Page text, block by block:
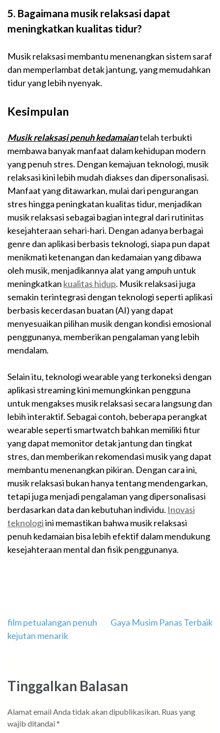
5. Bagaimana musik relaksasi dapat
meningkatkan kualitas tidur?
Musik relaksasi membantu menenangkan sistem saraf
dan memperlambat detak jantung, yang memudahkan
tidur yang lebih nyenyak.
Kesimpulan
Musik relaksasi penuh kedamaiantelah terbukti
membawa banyak manfaat dalam kehidupan modern
yang penuh stres. Dengan kemajuan teknologi, musik
relaksasi kini lebih mudah diakses dan dipersonalisasi.
Manfaat yang ditawarkan, mulai dari pengurangan
stres hingga peningkatan kualitas tidur, menjadikan
musik relaksasi sebagai bagian integral dari rutinitas
kesejahteraan sehari-hari. Dengan adanya berbagai
genre dan aplikasi berbasis teknologi, siapa pun dapat
menikmati ketenangan dan kedamaian yang dibawa
oleh musik, menjadikannya alat yang ampuh untuk
meningkatkan kualitas hidup. Musik relaksasi juga
semakin terintegrasi dengan teknologi seperti aplikasi
berbasis kecerdasan buatan (AI) yang dapat
menyesuaikan pilihan musik dengan kondisi emosional
penggunanya, memberikan pengalaman yang lebih
mendalam.
Selain itu, teknologi wearable yang terkoneksi dengan
aplikasi streaming kini memungkinkan pengguna
untuk mengakses musik relaksasi secara langsung dan
lebih interaktif. Sebagai contoh, beberapa perangkat
wearable seperti smartwatch bahkan memiliki fitur
yang dapat memonitor detak jantung dan tingkat
stres, dan memberikan rekomendasi musik yang dapat
membantu menenangkan pikiran. Dengan cara ini,
musik relaksasi bukan hanya tentang mendengarkan,
tetapi juga menjadi pengalaman yang dipersonalisasi
berdasarkan data dan kebutuhan individu. Inovasi
teknologiini memastikan bahwa musik relaksasi
penuh kedamaian bisa lebih efektif dalam mendukung
kesejahteraan mental dan fisik penggunanya.
Navigasi
pos
film petualangan penuh
kejutan menarik
Gaya Musim Panas Terbaik
Tinggalkan Balasan
Alamat email Anda tidak akan dipublikasikan. Ruas yang
wajib ditandai *